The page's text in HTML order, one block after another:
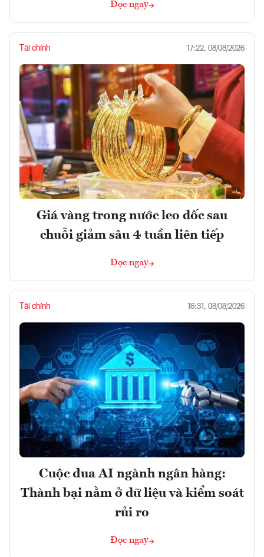
Đọc ngay
Tài chính 17:22, 08/08/2026
Giá vàng trong nước leo dốc sau
chuỗi giảm sâu 4 tuần liên tiếp
Đọc ngay
Tài chính 16:31, 08/08/2026
Cuộc đua AI ngành ngân hàng:
Thành bại nằm ở dữ liệu và kiểm soát
rủi ro
Đọc ngay